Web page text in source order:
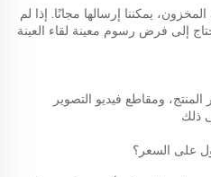
إلى فرض رسوم معينة لقاء العينة
ذلك